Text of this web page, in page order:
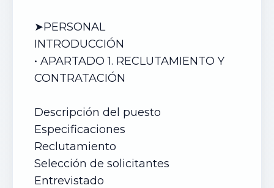
➤PERSONAL
INTRODUCCIÓN
• APARTADO 1. RECLUTAMIENTO Y
CONTRATACIÓN
Descripción del puesto
Especificaciones
Reclutamiento
Selección de solicitantes
Entrevistado